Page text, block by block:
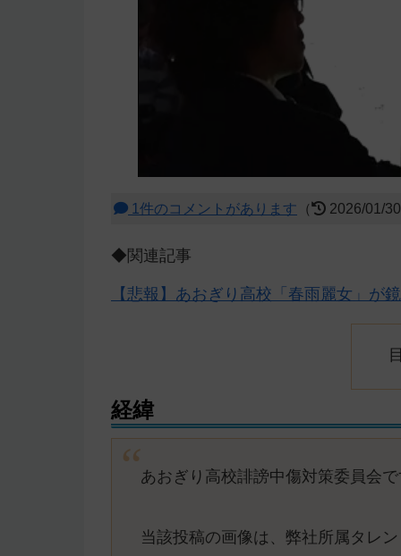
1件のコメントがあります （ 2026/01/
◆関連記事
【悲報】あおぎり高校「春雨麗女」が
経緯
あおぎり高校誹謗中傷対策委員会
当該投稿の画像は、弊社所属タレ